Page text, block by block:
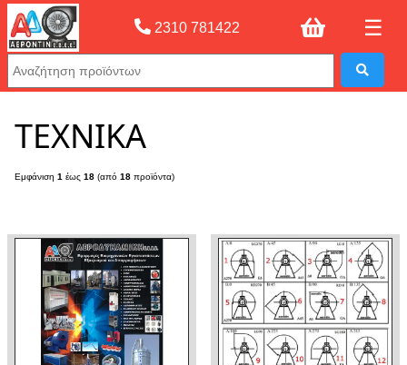
Αρχική σελίδας»ΤΕΧΝΙΚΑ
2310 781422 ☰
ΤΕΧΝΙΚΑ
Εμφάνιση 1 έως 18 (από 18 προϊόντα)